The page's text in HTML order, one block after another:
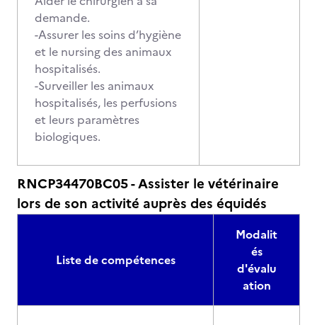
demande.
-Assurer les soins d’hygiène
et le nursing des animaux
hospitalisés.
-Surveiller les animaux
hospitalisés, les perfusions
et leurs paramètres
biologiques.
RNCP34470BC05 - Assister le vétérinaire
lors de son activité auprès des équidés
Liste de compétences
Modalit
és
d'évalu
ation